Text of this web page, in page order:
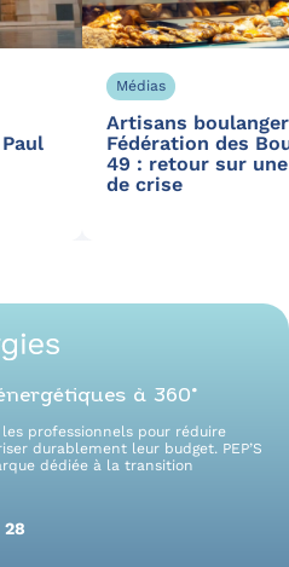
Médias
Artisans
Fédération des
49 : retour sur
de crise
à 360°
professionnels pour réduire
durablement leur budget. PEP’S
dédiée à la transition
28